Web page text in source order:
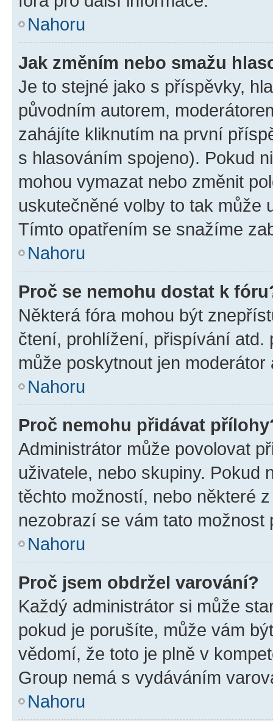
Nahoru
Jak změním nebo smažu
Je to stejné jako s příspěvky,
původním autorem,
zahájíte kliknutím na první
s hlasováním spojeno). Pokud
mohou vymazat nebo změnit
uskutečněné volby to tak může
Tímto opatřením se snažíme
Nahoru
Proč se nemohu dostat k
Některá fóra mohou být
čtení, prohlížení, přispívání atd.
může poskytnout jen
Nahoru
Proč nemohu přidávat
Administrátor může povolovat
uživatele, nebo skupiny. Pokud
těchto možností, nebo některé
nezobrazí se vám tato
Nahoru
Proč jsem obdržel varování?
Každý administrátor si může
pokud je porušíte, může vám
vědomí, že toto je plně v
Group nemá s vydáváním
Nahoru